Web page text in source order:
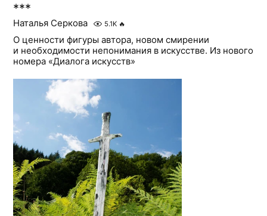
***
Наталья Серкова 5.1K 🔥
О ценности фигуры автора, новом смирении
и необходимости непонимания в искусстве. Из нового
номера «Диалога искусств»